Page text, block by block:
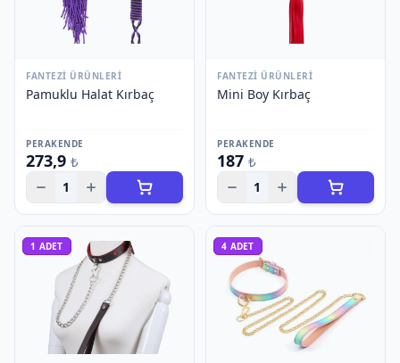
FANTEZI ÜRÜNLERI
Pamuklu Halat Kırbaç
PERAKENDE
273,9 ₺
1
FANTEZI ÜRÜNLERI
Mini Boy Kırbaç
PERAKENDE
187 ₺
1
1 ADET 4 ADET